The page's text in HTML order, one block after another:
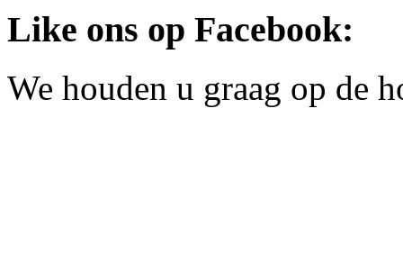
Like ons op Facebook:
We houden u graag op de